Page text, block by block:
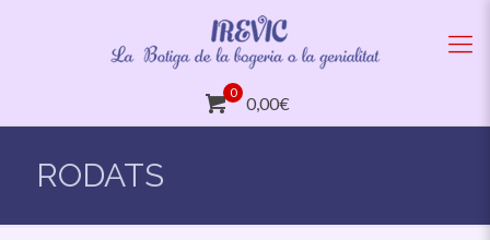
0
0,00€
RODATS